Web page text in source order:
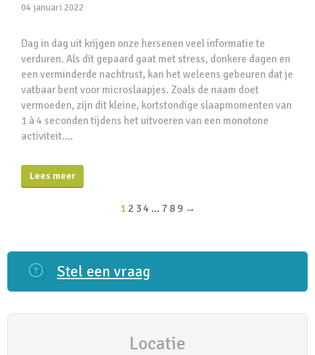
04 januari 2022
Dag in dag uit krijgen onze hersenen veel informatie te
verduren. Als dit gepaard gaat met stress, donkere dagen en
een verminderde nachtrust, kan het weleens gebeuren dat je
vatbaar bent voor microslaapjes. Zoals de naam doet
vermoeden, zijn dit kleine, kortstondige slaapmomenten van
1 à 4 seconden tijdens het uitvoeren van een monotone
activiteit….
Lees meer
1 2 34 … 7 8 9 →
Stel een vraag
Locatie